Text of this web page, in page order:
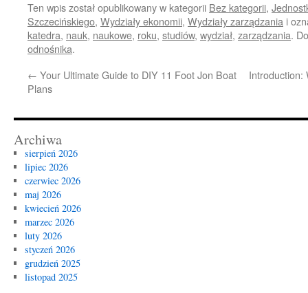
Ten wpis został opublikowany w kategorii Bez kategorii,
Szczecińskiego, Wydziały ekonomii, Wydziały zarządzania i
katedra, nauk, naukowe, roku, studiów, wydział, zarządzania.
odnośnika.
← Your Ultimate Guide to DIY 11 Foot Jon Boat
Plans
Archiwa
sierpień 2026
lipiec 2026
czerwiec 2026
maj 2026
kwiecień 2026
marzec 2026
luty 2026
styczeń 2026
grudzień 2025
listopad 2025